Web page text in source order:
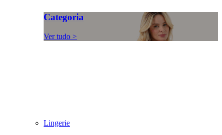
Categoria
Ver tudo >
Lingerie